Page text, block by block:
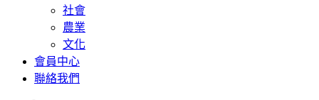
社會
農業
文化
會員中心
聯絡我們